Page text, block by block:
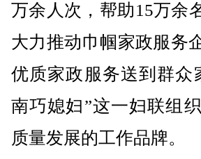
万余人次，帮助15万余
大力推动巾帼家政服务
优质家政服务送到群众
南巧媳妇”这一妇联组
质量发展的工作品牌。